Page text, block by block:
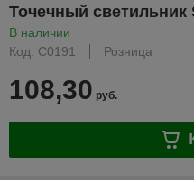
Точечный светильник
В наличии
Код: C0191
Розница
108,30 руб.